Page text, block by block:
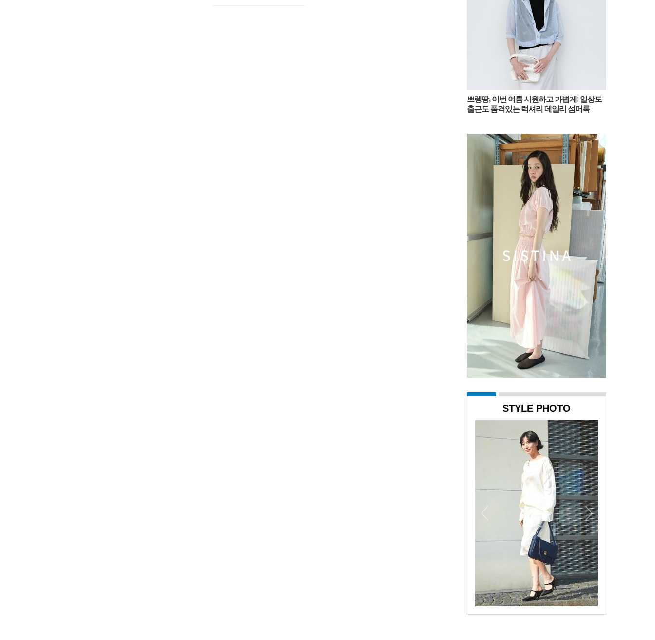
쁘렝땅, 이번 여름 시원하고 가볍게! 일상도
출근도 품격있는 럭셔리 데일리 섬머룩
STYLE PHOTO